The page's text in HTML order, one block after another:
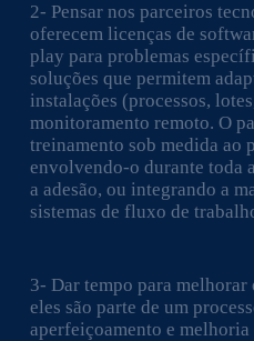
2- Pensar nos parceiros
oferecem licenças de
play para problemas
soluções que permitem
instalações (processos,
monitoramento remoto. O
treinamento sob medida ao
envolvendo-o durante toda
a adesão, ou integrando a
sistemas de fluxo de
3- Dar tempo para
eles são parte de um
aperfeiçoamento e